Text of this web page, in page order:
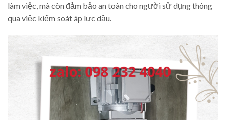
làm việc, mà còn đảm bảo an toàn cho người sử dụng thông
qua việc kiểm soát áp lực dầu.